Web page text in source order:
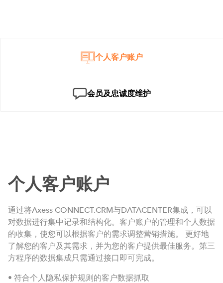
个人客户账户
会员及忠诚度维护
个人客户账户
通过将Axess CONNECT.CRM与DATACENTER集成，可以
对数据进行集中记录和结构化。客户账户的管理和个人数据
的收集，使您可以根据客户的需求调整营销措施。 更好地
了解您的客户及其需求，并为您的客户提供最佳服务。第三
方程序的数据集成只需通过接口即可完成。
• 符合个人隐私保护规则的客户数据抓取